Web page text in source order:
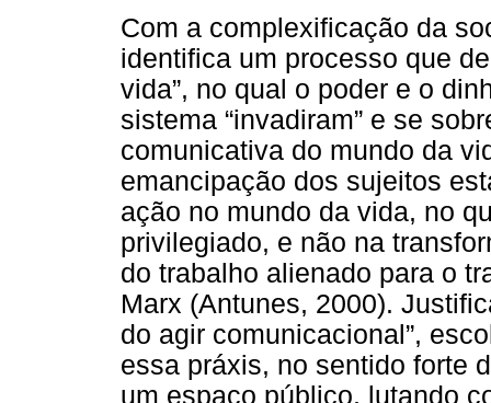
Com a complexificação da
identifica um processo que
vida”, no qual o poder e o
sistema “invadiram” e se
comunicativa do mundo da
emancipação dos sujeitos
ação no mundo da vida, no
privilegiado, e não na
do trabalho alienado para o
Marx (Antunes, 2000).
do agir comunicacional”,
essa práxis, no sentido forte
um espaço público, lutando